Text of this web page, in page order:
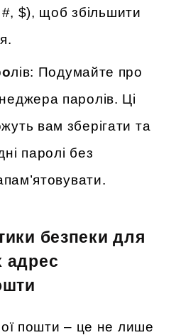
$), щоб збільшити
лів: Подумайте про
паролів. Ці
вам зберігати та
паролі без
безпеки для
адрес
пошти – це не лише